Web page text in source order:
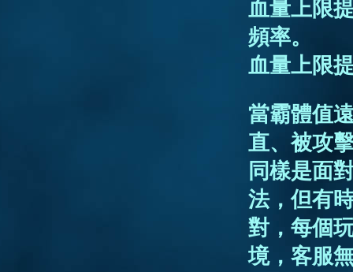
血量上限
頻率。
血量上限
當霸體值
直、被攻
同樣是面
法，但有
對，每個
境，客服